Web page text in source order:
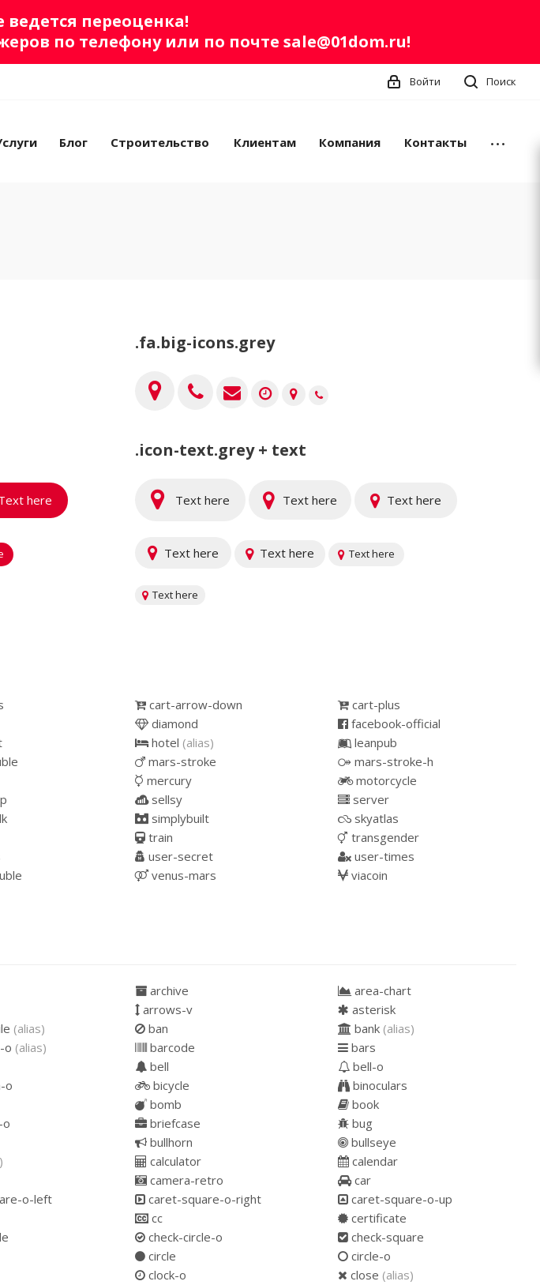
переоценка!
по телефону или по почте sale@01dom.ru!
Поиск
Войти
Блог Строительство Клиентам Компания Контакты
.fa.big-icons.grey
here
.icon-text.grey + text
Text here Text here Text here
Text here Text here Text here
Text here
cart-arrow-down
cart-plus
diamond
facebook-official
hotel (alias)
leanpub
mars-stroke
mars-stroke-h
mercury
motorcycle
sellsy
server
simplybuilt
skyatlas
train
transgender
user-secret
user-times
venus-mars
viacoin
archive
area-chart
arrows-v
asterisk
(alias) ban bank (alias)
o (alias) barcode
bars
bell
bell-o
o bicycle
binoculars
bomb
book
briefcase
bug
bullhorn
bullseye
calculator
calendar
camera-retro
car
o-left caret-square-o-right
caret-square-o-up
cc
certificate
check-circle-o
check-square
circle
circle-o
clock-o close (alias)